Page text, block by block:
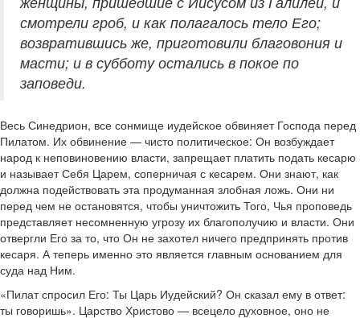
смотрели гроб, и как полагалось тело Его;
возвратившись же, приготовили благовония и
масти; и в субботу остались в покое по
заповеди.
Весь Синедрион, все сонмище иудейское обвиняет Господа перед
Пилатом. Их обвинение — чисто политическое: Он возбуждает
народ к неповиновению власти, запрещает платить подать кесарю
и называет Себя Царем, соперничая с кесарем. Они знают, как
должна подействовать эта продуманная злобная ложь. Они ни
перед чем не остановятся, чтобы уничтожить Того, Чья проповедь
представляет несомненную угрозу их благополучию и власти. Они
отвергли Его за то, что Он не захотел ничего предпринять против
кесаря. А теперь именно это является главным основанием для
суда над Ним.
«Пилат спросил Его: Ты Царь Иудейский? Он сказал ему в ответ:
ты говоришь». Царство Христово — всецело духовное, оно не